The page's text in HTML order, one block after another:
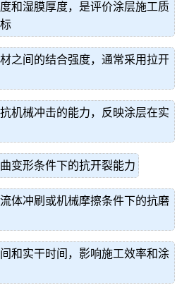
和湿膜厚度，是评价涂层施工质
之间的结合强度，通常采用拉开
机械冲击的能力，反映涂层在实
变形条件下的抗开裂能力
体冲刷或机械摩擦条件下的抗磨
和实干时间，影响施工效率和涂